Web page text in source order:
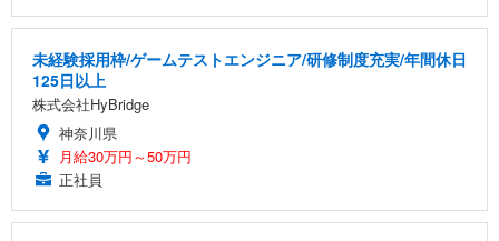
未経験採用枠/ゲームテストエンジニア/研修制度充実/年間休日
125日以上
株式会社HyBridge
神奈川県
月給30万円～50万円
正社員